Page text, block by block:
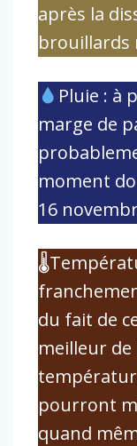
après la
brouillards
Pluie : à
marge de
moment
16
du fait de
meilleur de
pourront
quand